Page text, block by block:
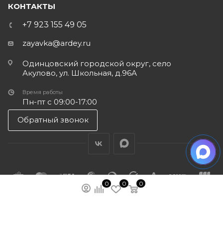
0 0 0
КОНТАКТЫ
+7 923 155 49 05
zayavka@ardey.ru
Одинцовский городской округ, село
Акулово, ул. Школьная, д.96А
Время работы
Пн-пт с 09:00-17:00
Обратный звонок